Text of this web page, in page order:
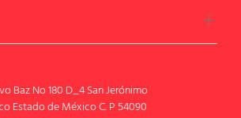
Baz No 180 D_4 San Jerónimo
Estado de México C. P 54090